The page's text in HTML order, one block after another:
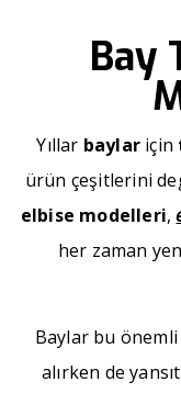
Bay
Yıllar baylar için
ürün çeşitlerini
elbise modelleri,
her zaman
Baylar bu
alırken de